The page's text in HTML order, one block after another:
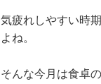
気疲れしやすい時
よね。
そんな今月は食卓